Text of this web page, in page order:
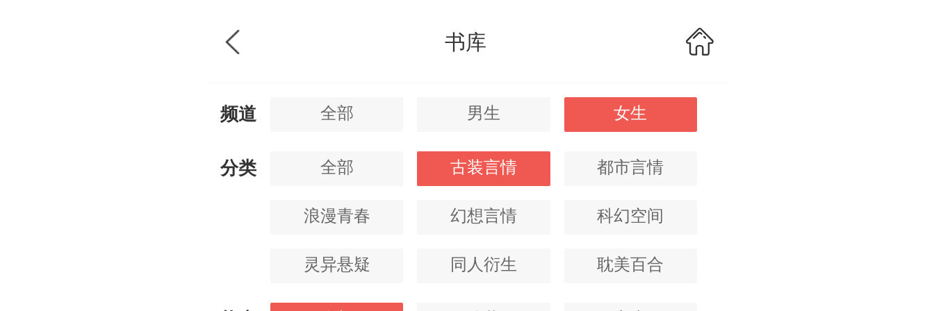
书库
频道 全部 男生 女生
分类 全部 古装言情 都市言情
浪漫青春 幻想言情 科幻空间
灵异悬疑 同人衍生 耽美百合